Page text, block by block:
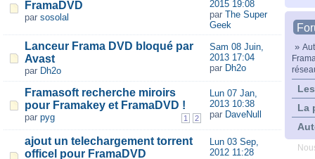
»
La
FramaDVD
par sosolal
2015 19:08
par The Super
Geek
Lanceur Frama DVD bloqué par
Avast
par Dh2o
Sam 08 Juin,
2013 17:04
par Dh2o
Framasoft recherche miroirs
pour Framakey et FramaDVD !
1 2
par pyg
Lun 07 Jan,
2013 10:38
par DaveNull
ajout un telechargement torrent
officel pour FramaDVD
Lun 03 Sep,
2012 11:28